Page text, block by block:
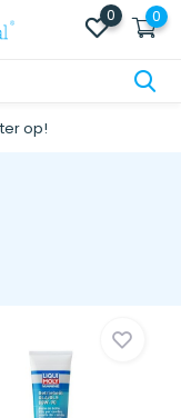
0 0
op!